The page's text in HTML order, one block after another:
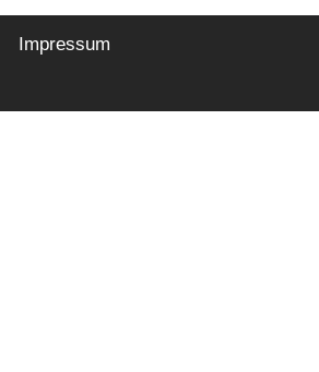
Impressum